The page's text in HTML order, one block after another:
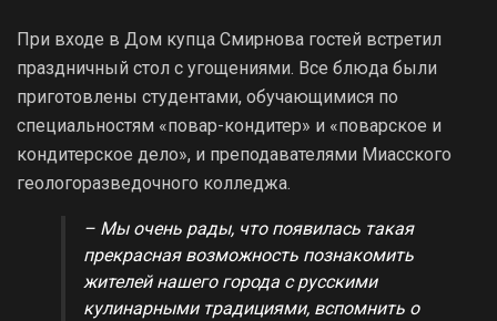
При входе в Дом купца Смирнова гостей встретил
праздничный стол с угощениями. Все блюда были
приготовлены студентами, обучающимися по
специальностям «повар-кондитер» и «поварское и
кондитерское дело», и преподавателями Миасского
геологоразведочного колледжа.
– Мы очень рады, что появилась такая
прекрасная возможность познакомить
жителей нашего города с русскими
кулинарными традициями, вспомнить о